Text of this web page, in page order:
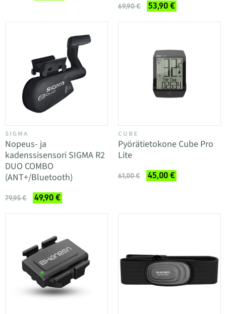
69,90 € 53,90 €
SIGMA
Nopeus- ja
kadenssisensori SIGMA R2
DUO COMBO
(ANT+/Bluetooth)
79,95 € 49,90 €
CUBE
Pyörätietokone Cube Pro
Lite
61,00 € 45,00 €